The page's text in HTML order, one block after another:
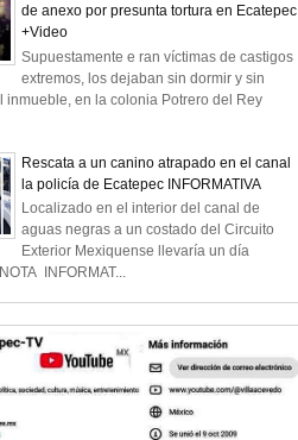
de anexo por presunta tortura en Ecatepec
+Video
Supuestamente e ran víctimas de castigos
extremos, los dejaban sin dormir y sin
inmueble, en la colonia Potrero del Rey
Rescata a un canino atrapado en el canal
la policía de Ecatepec INFORMATIVA
Localizado en el interior del canal de
aguas negras a un costado del Circuito
Exterior Mexiquense llevaría un día
INFORMAT...